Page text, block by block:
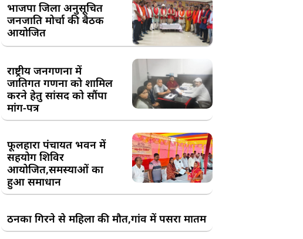
भाजपा जिला अनुसूचित
जनजाति मोर्चा की बैठक
आयोजित
राष्ट्रीय जनगणना में
जातिगत गणना को शामिल
करने हेतु सांसद को सौंपा
मांग-पत्र
फूलहारा पंचायत भवन में
सहयोग शिविर
आयोजित,समस्याओं का
हुआ समाधान
ठनका गिरने से महिला की मौत,गांव में पसरा मातम